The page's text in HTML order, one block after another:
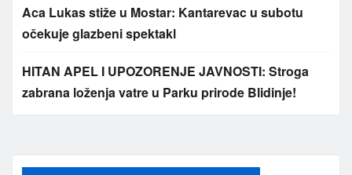
Aca Lukas stiže u Mostar: Kantarevac u subotu
očekuje glazbeni spektakl
HITAN APEL I UPOZORENJE JAVNOSTI: Stroga
zabrana loženja vatre u Parku prirode Blidinje!